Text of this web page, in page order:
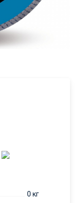
0 кг